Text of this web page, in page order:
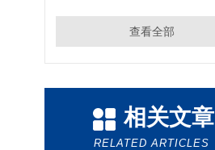
查看全部
相关文章
RELATED ARTICLES